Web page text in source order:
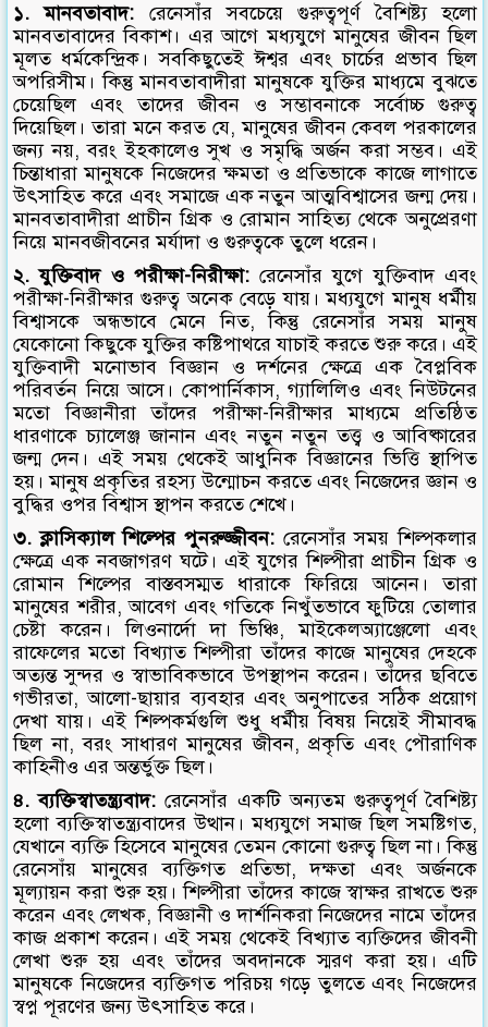
১. মানবতাবাদ: রেনেসাঁর সবচেয়ে গুরুত্বপূর্ণ বৈশিষ্ট্য হলো
মানবতাবাদের বিকাশ। এর আগে মধ্যযুগে মানুষের জীবন ছিল
মূলত ধর্মকেন্দ্রিক। সবকিছুতেই ঈশ্বর এবং চার্চের প্রভাব ছিল
অপরিসীম। কিন্তু মানবতাবাদীরা মানুষকে যুক্তির মাধ্যমে বুঝতে
চেয়েছিল এবং তাদের জীবন ও সম্ভাবনাকে সর্বোচ্চ গুরুত্ব
দিয়েছিল। তারা মনে করত যে, মানুষের জীবন কেবল পরকালের
জন্য নয়, বরং ইহকালেও সুখ ও সমৃদ্ধি অর্জন করা সম্ভব। এই
চিন্তাধারা মানুষকে নিজেদের ক্ষমতা ও প্রতিভাকে কাজে লাগাতে
উৎসাহিত করে এবং সমাজে এক নতুন আত্মবিশ্বাসের জন্ম দেয়।
মানবতাবাদীরা প্রাচীন গ্রিক ও রোমান সাহিত্য থেকে অনুপ্রেরণা
নিয়ে মানবজীবনের মর্যাদা ও গুরুত্বকে তুলে ধরেন।
২. যুক্তিবাদ ও পরীক্ষা-নিরীক্ষা:রেনেসাঁর যুগে যুক্তিবাদ এবং
পরীক্ষা-নিরীক্ষার গুরুত্ব অনেক বেড়ে যায়। মধ্যযুগে মানুষ ধর্মীয়
বিশ্বাসকে অন্ধভাবে মেনে নিত, কিন্তু রেনেসাঁর সময় মানুষ
যেকোনো কিছুকে যুক্তির কষ্টিপাথরে যাচাই করতে শুরু করে। এই
যুক্তিবাদী মনোভাব বিজ্ঞান ও দর্শনের ক্ষেত্রে এক বৈপ্লবিক
পরিবর্তন নিয়ে আসে। কোপার্নিকাস, গ্যালিলিও এবং নিউটনের
মতো বিজ্ঞানীরা তাঁদের পরীক্ষা-নিরীক্ষার মাধ্যমে প্রতিষ্ঠিত
ধারণাকে চ্যালেঞ্জ জানান এবং নতুন নতুন তত্ত্ব ও আবিষ্কারের
জন্ম দেন। এই সময় থেকেই আধুনিক বিজ্ঞানের ভিত্তি স্থাপিত
হয়। মানুষ প্রকৃতির রহস্য উন্মোচন করতে এবং নিজেদের জ্ঞান ও
বুদ্ধির ওপর বিশ্বাস স্থাপন করতে শেখে।
৩. ক্লাসিক্যাল শিল্পের পুনরুজ্জীবন: রেনেসাঁর সময় শিল্পকলার
ক্ষেত্রে এক নবজাগরণ ঘটে। এই যুগের শিল্পীরা প্রাচীন গ্রিক ও
রোমান শিল্পের বাস্তবসম্মত ধারাকে ফিরিয়ে আনেন। তারা
মানুষের শরীর, আবেগ এবং গতিকে নিখুঁতভাবে ফুটিয়ে তোলার
চেষ্টা করেন। লিওনার্দো দা ভিঞ্চি, মাইকেলঅ্যাঞ্জেলো এবং
রাফেলের মতো বিখ্যাত শিল্পীরা তাঁদের কাজে মানুষের দেহকে
অত্যন্ত সুন্দর ও স্বাভাবিকভাবে উপস্থাপন করেন। তাঁদের ছবিতে
গভীরতা, আলো-ছায়ার ব্যবহার এবং অনুপাতের সঠিক প্রয়োগ
দেখা যায়। এই শিল্পকর্মগুলি শুধু ধর্মীয় বিষয় নিয়েই সীমাবদ্ধ
ছিল না, বরং সাধারণ মানুষের জীবন, প্রকৃতি এবং পৌরাণিক
কাহিনীও এর অন্তর্ভুক্ত ছিল।
৪. ব্যক্তিস্বাতন্ত্র্যবাদ:রেনেসাঁর একটি অন্যতম গুরুত্বপূর্ণ বৈশিষ্ট্য
হলো ব্যক্তিস্বাতন্ত্র্যবাদের উত্থান। মধ্যযুগে সমাজ ছিল সমষ্টিগত,
যেখানে ব্যক্তি হিসেবে মানুষের তেমন কোনো গুরুত্ব ছিল না। কিন্তু
রেনেসাঁয় মানুষের ব্যক্তিগত প্রতিভা, দক্ষতা এবং অর্জনকে
মূল্যায়ন করা শুরু হয়। শিল্পীরা তাঁদের কাজে স্বাক্ষর রাখতে শুরু
করেন এবং লেখক, বিজ্ঞানী ও দার্শনিকরা নিজেদের নামে তাঁদের
কাজ প্রকাশ করেন। এই সময় থেকেই বিখ্যাত ব্যক্তিদের জীবনী
লেখা শুরু হয় এবং তাঁদের অবদানকে স্মরণ করা হয়। এটি
মানুষকে নিজেদের ব্যক্তিগত পরিচয় গড়ে তুলতে এবং নিজেদের
স্বপ্ন পূরণের জন্য উৎসাহিত করে।